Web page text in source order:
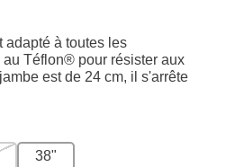
adapté à toutes les
Téflon® pour résister aux
est de 24 cm, il s'arrête
38"